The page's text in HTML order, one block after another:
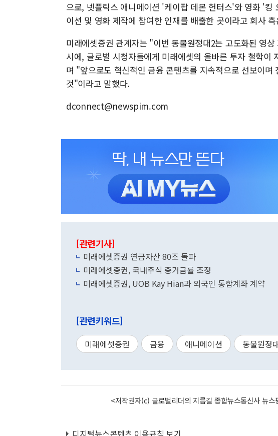
으로, 넷플릭스 애니메이션 '케이팝 데몬 헌터스'와 영화 '
이션 및 영화 제작에 참여한 인재를 배출한 곳이라고 회사
미래에셋증권 관계자는 "이번 동물원정대2는 고도화된 영
시에, 글로벌 시청자들에게 미래에셋의 올바른 투자 철학
며 "앞으로도 혁신적인 금융 콘텐츠를 지속적으로 선보이
것"이라고 말했다.
dconnect@newspim.com
[관련기사]
미래에셋증권 연금자산 80조 돌파
미래에셋증권, 국내주식 증거금률 조정
미래에셋증권, UOB Kay Hian과 외국인 통합계좌 계약
[관련키워드]
미래에셋증권 금융 애니메이션 동물원정
<저작권자(c) 글로벌리더의 지름길 종합뉴스통신사 뉴
디지털뉴스콘텐츠 이용규칙 보기